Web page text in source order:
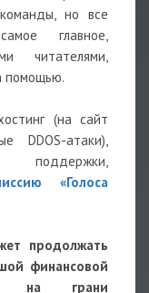
но все
главное,
читателями,
помощью.
(на сайт
DDOS-атаки),
«Голоса
продолжать
финансовой
на грани